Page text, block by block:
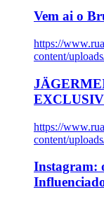
Vem ai o
https://
content/
https://
content/
Instagram: